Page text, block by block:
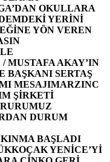
OKULLARA
YERİNİ
YÖN VEREN
MUSTAFA AKAY’IN
BAŞKANI SERTAŞ
MESAJIMARZINC
ŞİRKETİ
DURUM
BAŞLADI
YENİCE’Yİ